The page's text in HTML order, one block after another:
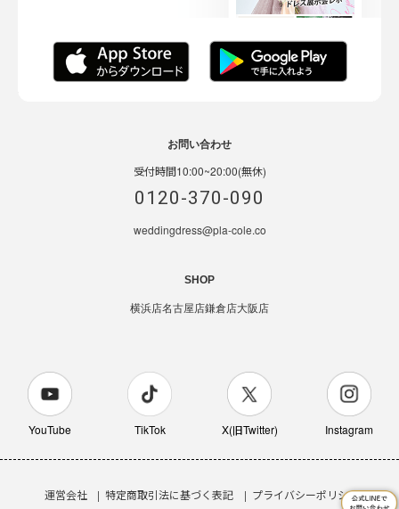
お問い合わせ
受付時間10:00~20:00(無休)
0120-370-090
weddingdress@pla-cole.co
SHOP
横浜店名古屋店鎌倉店大阪店
YouTube TikTok X(旧Twitter) Instagram
運営会社 特定商取引法に基づく表記 プライバシーポリシー